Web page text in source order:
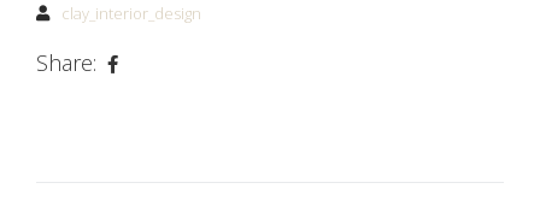
clay_interior_design
Share: